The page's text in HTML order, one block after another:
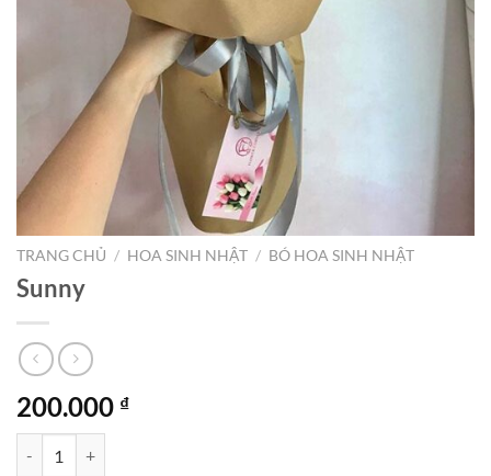
TRANG CHỦ / HOA SINH NHẬT / BÓ HOA SINH NHẬT
Sunny
200.000 ₫